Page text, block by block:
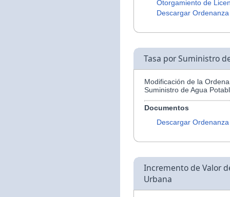
Otorgamiento de
Descargar Ordenanza
Tasa por Suministro
Modificación de la
Suministro de Agua
Documentos
Descargar Ordenanza
Incremento de Valor
Urbana